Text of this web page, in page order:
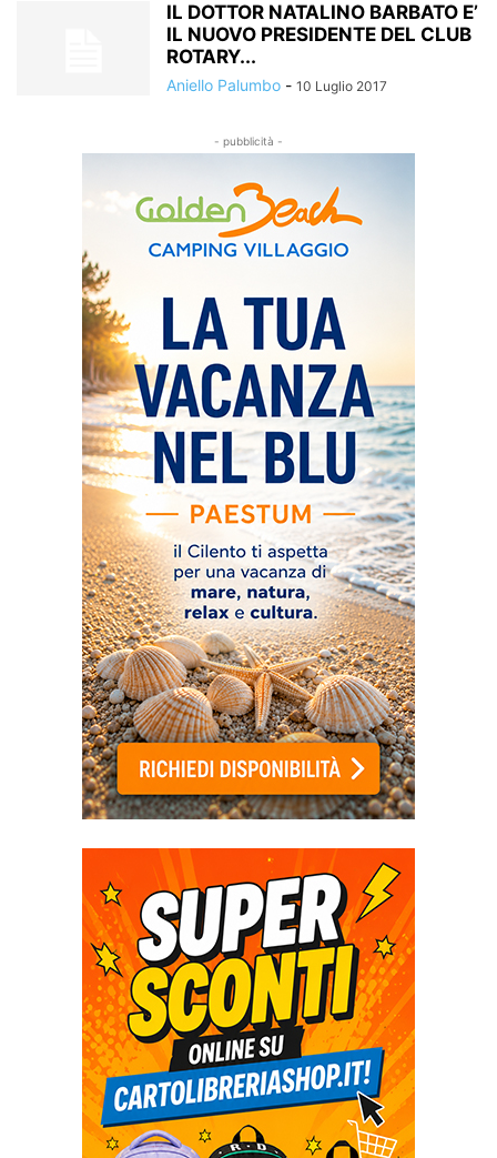
IL DOTTOR NATALINO BARBATO E’
IL NUOVO PRESIDENTE DEL CLUB
ROTARY...
Aniello Palumbo - 10 Luglio 2017
- pubblicità -